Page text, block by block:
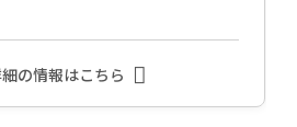
の情報はこちら